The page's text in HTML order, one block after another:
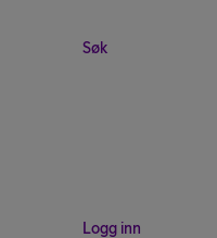
Søk
Logg inn